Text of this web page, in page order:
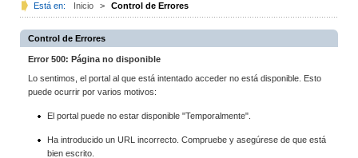
Está en: Inicio > Control de Errores
Control de Errores
Error 500: Página no disponible
Lo sentimos, el portal al que está intentado acceder no está disponible. Esto
puede ocurrir por varios motivos:
El portal puede no estar disponible "Temporalmente".
Ha introducido un URL incorrecto. Compruebe y asegúrese de que está
bien escrito.